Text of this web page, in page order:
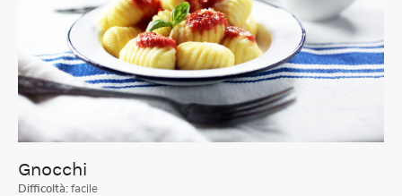
Gnocchi
Difficoltà: facile